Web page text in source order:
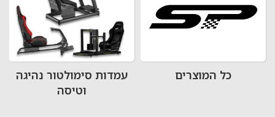
כל המוצרים
עמדות סימולטור נהיגה
וטיסה